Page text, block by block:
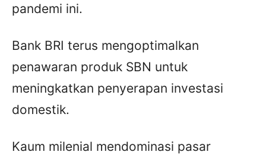
pandemi ini.
Bank BRI terus mengoptimalkan
penawaran produk SBN untuk
meningkatkan penyerapan investasi
domestik.
Kaum milenial mendominasi pasar